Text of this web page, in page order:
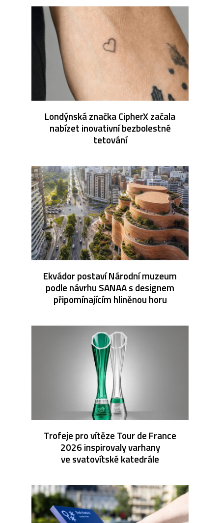
Londýnská značka CipherX začala
nabízet inovativní bezbolestné
tetování
Ekvádor postaví Národní muzeum
podle návrhu SANAA s designem
připomínajícím hliněnou horu
Trofeje pro vítěze Tour de France
2026 inspirovaly varhany
ve svatovítské katedrále